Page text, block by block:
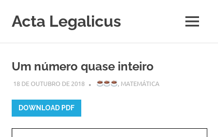
content
Acta Legalicus MENU
Um número quase inteiro
18 DE OUTUBRO DE 2018 MARINA ANDRETTA
, MATEMÁTICA
DOWNLOAD PDF